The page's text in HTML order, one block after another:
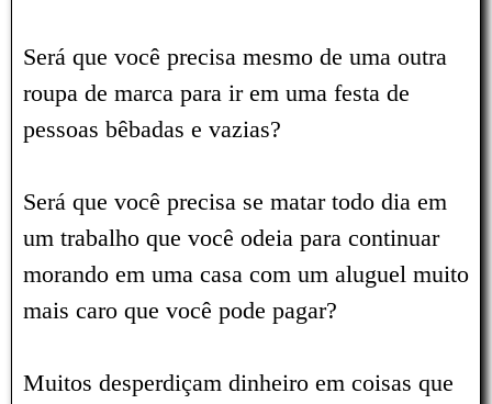
Será que você precisa mesmo de uma outra
roupa de marca para ir em uma festa de
pessoas bêbadas e vazias?
Será que você precisa se matar todo dia em
um trabalho que você odeia para continuar
morando em uma casa com um aluguel muito
mais caro que você pode pagar?
Muitos desperdiçam dinheiro em coisas que